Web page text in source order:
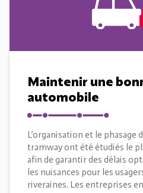
Maintenir une
automobile
L’organisation et le phasage
tramway ont été étudiés le
afin de garantir des délais
les nuisances pour les
riveraines. Les entreprises